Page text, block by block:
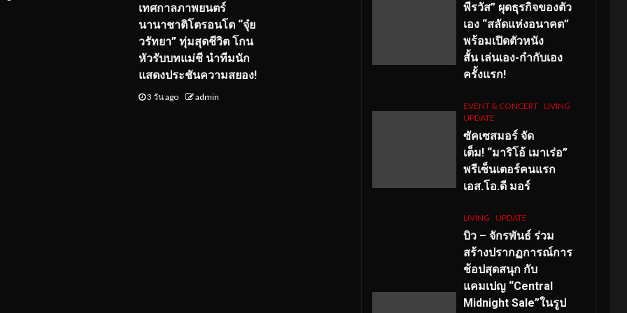
เทศกาลภาพยนตร์
นานาชาติโตรอนโต “จุ๋ย
วรัทยา” ทุ่มสุดชีวิต โกน
หัวรับบทแม่ชี นำทีมนัก
แสดงประชันความสยอง!
3 วัน ago admin
พีรวัส” ผุดธุรกิจของตัว
เอง “สลัดแห่งอนาคต”
พร้อมเปิดตัวหนัง
สั้น เล่นเอง-กำกับเอง
ครั้งแรก!
EVENT & CONCERT LIVING
UPDATE
ซัคเซสมอร์ จัด
เต็ม! “มาริโอ้ เมาเร่อ”
พรีเซ็นเตอร์คนแรก
เอส.โอ.ดี มอร์
LIVING UPDATE
บิว – จักรพันธ์ ร่วม
สร้างปรากฏการณ์การ
ช้อปสุดสนุก กับ
แคมเปญ “Central
Midnight Sale”ในรูป